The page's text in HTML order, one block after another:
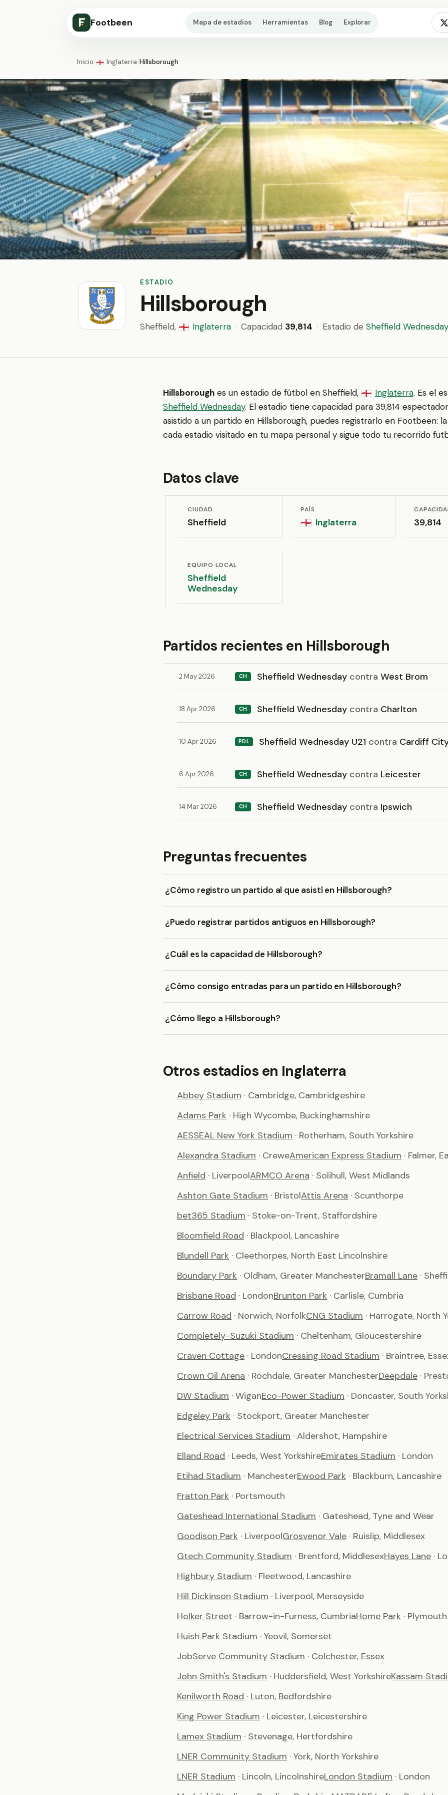
Footbeen Mapa de estadios Herramientas Blog Explorar
Inicio/🏴󠁧󠁢󠁥󠁮󠁧󠁿 Inglaterra/Hillsborough
ESTADIO
Hillsborough
Sheffield, 🏴󠁧󠁢󠁥󠁮󠁧󠁿 Inglaterra · Capacidad 39,814 · Estadio de Sheffield Wednesday
Hillsborough es un estadio de fútbol en Sheffield, 🏴󠁧󠁢󠁥󠁮󠁧󠁿 Inglaterra. Es el
Sheffield Wednesday. El estadio tiene capacidad para 39,814
asistido a un partido en Hillsborough, puedes registrarlo en Footbeen:
cada estadio visitado en tu mapa personal y sigue todo tu recorrido
Datos clave
CIUDAD
Sheffield
PAÍS
🏴󠁧󠁢󠁥󠁮󠁧󠁿 Inglaterra 39,814
EQUIPO LOCAL
Sheffield
Wednesday
Partidos recientes en Hillsborough
2 May 2026 CH Sheffield Wednesday contra West Brom
18 Apr 2026 CH Sheffield Wednesday contra Charlton
10 Apr 2026 PDL Sheffield Wednesday U21 contra Cardiff
6 Apr 2026 CH Sheffield Wednesday contra Leicester
14 Mar 2026 CH Sheffield Wednesday contra Ipswich
Preguntas frecuentes
¿Cómo registro un partido al que asistí en Hillsborough?
¿Puedo registrar partidos antiguos en Hillsborough?
¿Cuál es la capacidad de Hillsborough?
¿Cómo consigo entradas para un partido en Hillsborough?
¿Cómo llego a Hillsborough?
Otros estadios en Inglaterra
Abbey Stadium · Cambridge, Cambridgeshire
Adams Park · High Wycombe, Buckinghamshire
AESSEAL New York Stadium · Rotherham, South Yorkshire
Alexandra Stadium · CreweAmerican Express Stadium · Falmer,
Anfield · LiverpoolARMCO Arena · Solihull, West Midlands
Ashton Gate Stadium · BristolAttis Arena · Scunthorpe
bet365 Stadium · Stoke-on-Trent, Staffordshire
Bloomfield Road · Blackpool, Lancashire
Blundell Park · Cleethorpes, North East Lincolnshire
Boundary Park · Oldham, Greater ManchesterBramall Lane ·
Brisbane Road · LondonBrunton Park · Carlisle, Cumbria
Carrow Road · Norwich, NorfolkCNG Stadium · Harrogate, North
Completely-Suzuki Stadium · Cheltenham, Gloucestershire
Craven Cottage · LondonCressing Road Stadium · Braintree,
Crown Oil Arena · Rochdale, Greater ManchesterDeepdale ·
DW Stadium · WiganEco-Power Stadium · Doncaster, South
Edgeley Park · Stockport, Greater Manchester
Electrical Services Stadium · Aldershot, Hampshire
Elland Road · Leeds, West YorkshireEmirates Stadium · London
Etihad Stadium · ManchesterEwood Park · Blackburn, Lancashire
Fratton Park · Portsmouth
Gateshead International Stadium · Gateshead, Tyne and Wear
Goodison Park · LiverpoolGrosvenor Vale · Ruislip, Middlesex
Gtech Community Stadium · Brentford, MiddlesexHayes Lane ·
Highbury Stadium · Fleetwood, Lancashire
Hill Dickinson Stadium · Liverpool, Merseyside
Holker Street · Barrow-in-Furness, CumbriaHome Park · Plymouth
Huish Park Stadium · Yeovil, Somerset
JobServe Community Stadium · Colchester, Essex
John Smith's Stadium · Huddersfield, West YorkshireKassam
Kenilworth Road · Luton, Bedfordshire
King Power Stadium · Leicester, Leicestershire
Lamex Stadium · Stevenage, Hertfordshire
LNER Community Stadium · York, North Yorkshire
LNER Stadium · Lincoln, LincolnshireLondon Stadium · London